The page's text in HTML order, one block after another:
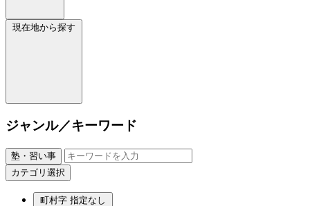
現在地から探す
ジャンル／キーワード
塾・習い事
カテゴリ選択
町村字 指定なし